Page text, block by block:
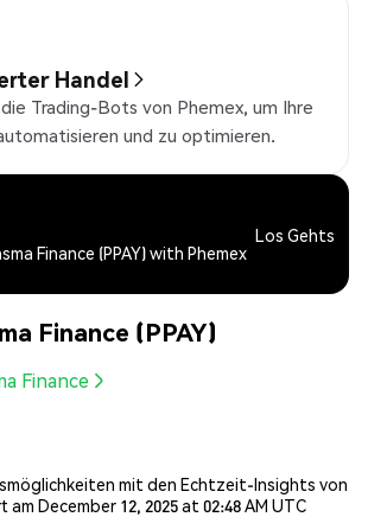
Handel
Trading-Bots von Phemex, um Ihre
und zu optimieren.
Finance (PPAY) with Phemex
Los Gehts
Finance (PPAY)
Finance
mit den Echtzeit-Insights von
December 12, 2025 at 02:48 AM UTC